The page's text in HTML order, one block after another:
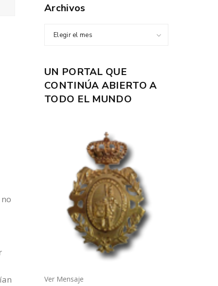
Archivos
Elegir el mes
UN PORTAL QUE
CONTINÚA ABIERTO A
TODO EL MUNDO
Ver Mensaje